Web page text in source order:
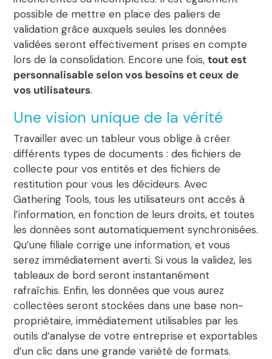
possible de mettre en place des paliers de
validation grâce auxquels seules les données
validées seront effectivement prises en compte
lors de la consolidation. Encore une fois,tout est
personnalisable selon vos besoins et ceux de
vos utilisateurs.
Une vision unique de la vérité
Travailler avec un tableur vous oblige à créer
différents types de documents : des fichiers de
collecte pour vos entités et des fichiers de
restitution pour vous les décideurs. Avec
Gathering Tools, tous les utilisateurs ont accès à
l’information, en fonction de leurs droits, et toutes
les données sont automatiquement synchronisées.
Qu’une filiale corrige une information, et vous
serez immédiatement averti. Si vous la validez, les
tableaux de bord seront instantanément
rafraîchis. Enfin, les données que vous aurez
collectées seront stockées dans une base non-
propriétaire, immédiatement utilisables par les
outils d’analyse de votre entreprise et exportables
d’un clic dans une grande variété de formats.